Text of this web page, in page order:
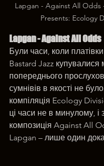
Lapgan - Against All Odds
Presents: Ecology
Lapgan - Against All Odds
Були часи, коли
Bastard Jazz
попереднього
сумнівів в якості не
компіляція Ecology
ці часи не в минулому, і
композиція Against All
Lapgan – лише один